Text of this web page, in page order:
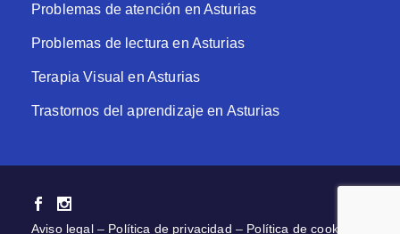
Problemas de atención en Asturias
Problemas de lectura en Asturias
Terapia Visual en Asturias
Trastornos del aprendizaje en Asturias
Aviso legal– Política de privacidad – Política de cookies